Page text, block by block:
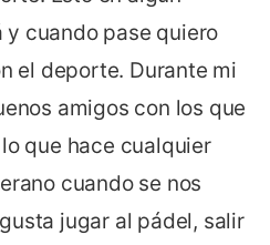
cuando pase quiero
el deporte. Durante mi
amigos con los que
que hace cualquier
cuando se nos
jugar al pádel, salir